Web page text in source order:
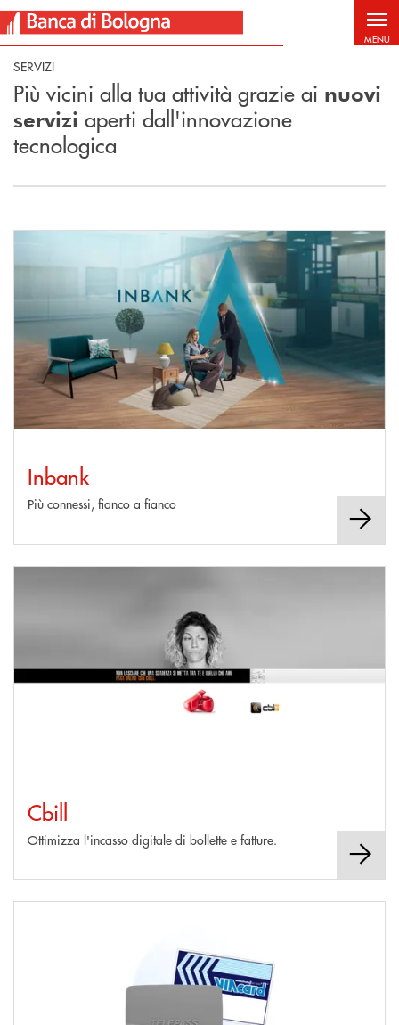
Salta al contenuto principale
MENU
SERVIZI
Più vicini alla tua attività grazie ai nuovi
servizi aperti dall'innovazione
tecnologica
Inbank
Più connessi, fianco a fianco
Cbill
Ottimizza l'incasso digitale di bollette e fatture.